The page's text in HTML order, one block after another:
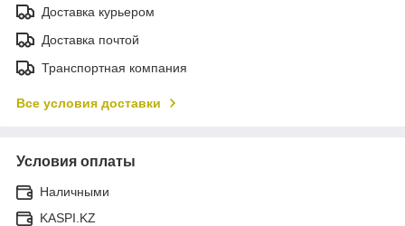
Доставка курьером
Доставка почтой
Транспортная компания
Все условия доставки
Условия оплаты
Наличными
KASPI.KZ